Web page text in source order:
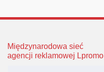
Międzynarodowa sieć
agencji reklamowej Lpromo